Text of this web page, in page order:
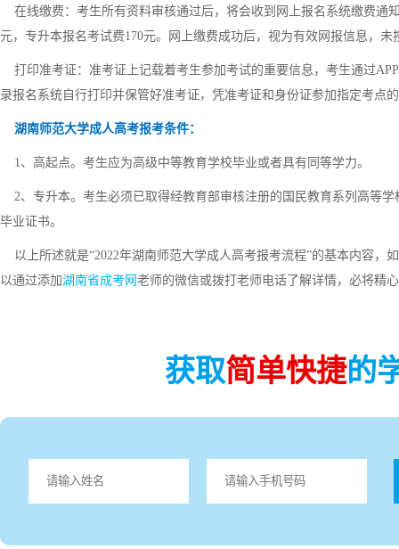
在线缴费：考生所有资料审核通过后，将会收到网上报名系统缴费通
元，专升本报名考试费170元。网上缴费成功后，视为有效网报信息，
打印准考证：准考证上记载着考生参加考试的重要信息，考生通过
录报名系统自行打印并保管好准考证，凭准考证和身份证参加指定考点
湖南师范大学成人高考报考条件：
1、高起点。考生应为高级中等教育学校毕业或者具有同等学力。
2、专升本。考生必须已取得经教育部审核注册的国民教育系列高等
毕业证书。
以上所述就是“2022年湖南师范大学成人高考报考流程”的基本内容，
以通过添加湖南省成考网 老师的微信或拨打老师电话了解详情，必将精
获取简单快捷的